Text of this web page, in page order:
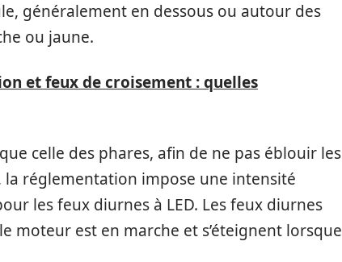
généralement en dessous ou autour des
ou jaune.
et feux de croisement : quelles
celle des phares, afin de ne pas éblouir les
la réglementation impose une intensité
les feux diurnes à LED. Les feux diurnes
moteur est en marche et s’éteignent lorsque